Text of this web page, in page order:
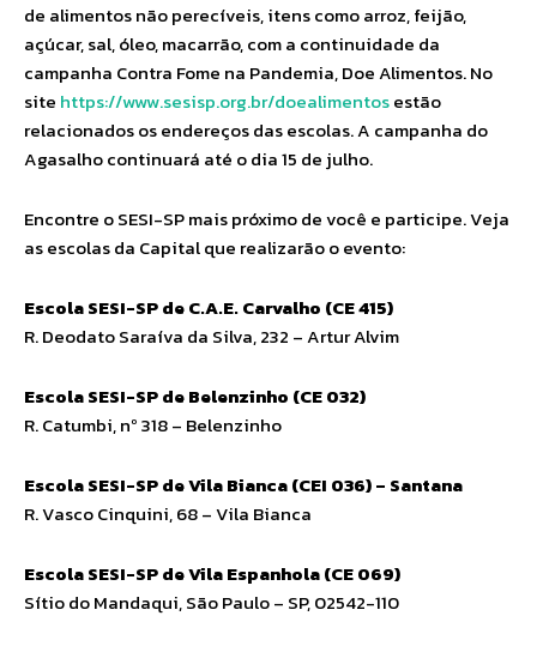
de alimentos não perecíveis, itens como arroz, feijão,
açúcar, sal, óleo, macarrão, com a continuidade da
campanha Contra Fome na Pandemia, Doe Alimentos. No
site https://www.sesisp.org.br/doealimentosestão
relacionados os endereços das escolas. A campanha do
Agasalho continuará até o dia 15 de julho.
Encontre o SESI-SP mais próximo de você e participe. Veja
as escolas da Capital que realizarão o evento:
Escola SESI-SP de C.A.E. Carvalho (CE 415)
R. Deodato Saraíva da Silva, 232 – Artur Alvim
Escola SESI-SP de Belenzinho (CE 032)
R. Catumbi, nº 318 – Belenzinho
Escola SESI-SP de Vila Bianca (CEI 036) – Santana
R. Vasco Cinquini, 68 – Vila Bianca
Escola SESI-SP de Vila Espanhola (CE 069)
Sítio do Mandaqui, São Paulo – SP, 02542-110